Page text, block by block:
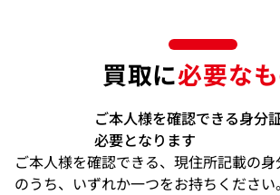
買取に必要な
ご本人様を確認できる身分
必要となります
ご本人様を確認できる、現住所記載の
のうち、いずれか一つをお持ちください。